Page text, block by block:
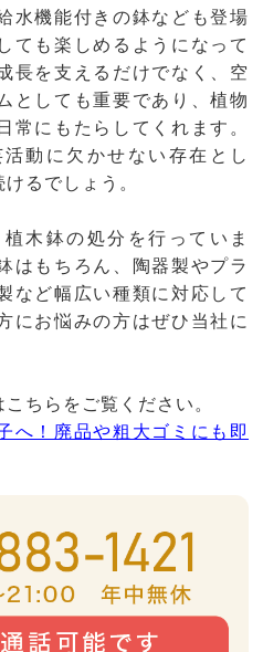
水機能付きの鉢なども登場
ても楽しめるようになって
長を支えるだけでなく、空
としても重要であり、植物
常にもたらしてくれます。
動に欠かせない存在とし
るでしょう。
木鉢の処分を行っていま
はもちろん、陶器製やプラ
など幅広い種類に対応して
にお悩みの方はぜひ当社に
ちらをご覧ください。
へ！廃品や粗大ゴミにも即